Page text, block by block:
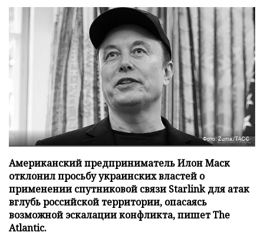
Фото: Zuma/ТАСС
Американский предприниматель Илон Маск
отклонил просьбу украинских властей о
применении спутниковой связи Starlink для атак
вглубь российской территории, опасаясь
возможной эскалации конфликта, пишет The
Atlantic.